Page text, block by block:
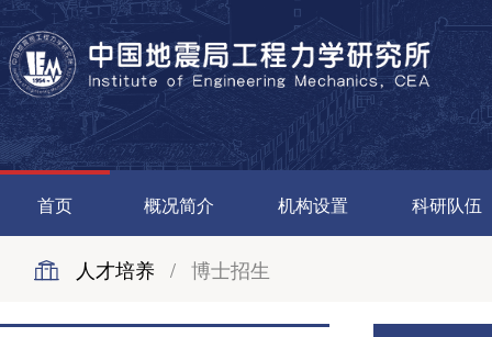
首页 概况简介 机构设置 科研队伍
人才培养 / 博士招生